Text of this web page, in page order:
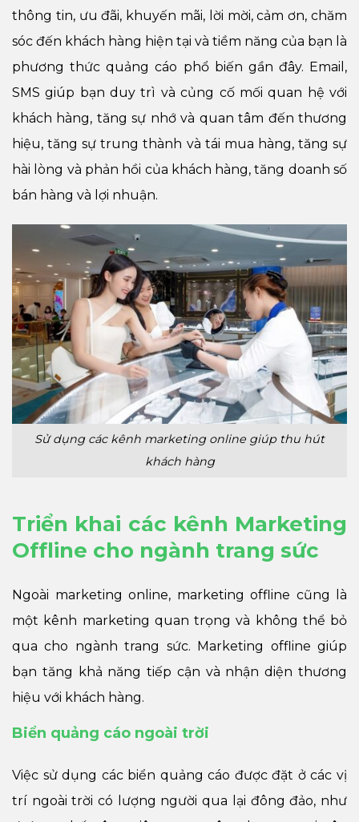
thông tin, ưu đãi, khuyến mãi, lời mời, cảm ơn, chăm
sóc đến khách hàng hiện tại và tiềm năng của bạn là
phương thức quảng cáo phổ biến gần đây. Email,
SMS giúp bạn duy trì và củng cố mối quan hệ với
khách hàng, tăng sự nhớ và quan tâm đến thương
hiệu, tăng sự trung thành và tái mua hàng, tăng sự
hài lòng và phản hồi của khách hàng, tăng doanh số
bán hàng và lợi nhuận.
Sử dụng các kênh marketing online giúp thu hút
khách hàng
Triển khai các kênh Marketing
Offline cho ngành trang sức
Ngoài marketing online, marketing offline cũng là
một kênh marketing quan trọng và không thể bỏ
qua cho ngành trang sức. Marketing offline giúp
bạn tăng khả năng tiếp cận và nhận diện thương
hiệu với khách hàng.
Biển quảng cáo ngoài trời
Việc sử dụng các biển quảng cáo được đặt ở các vị
trí ngoài trời có lượng người qua lại đông đảo, như